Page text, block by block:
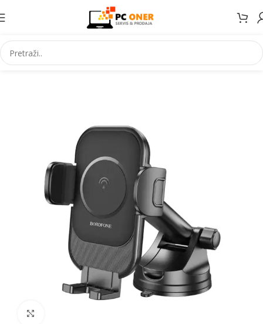
Početna Elektronika Mobiteli Dodaci za mobitele